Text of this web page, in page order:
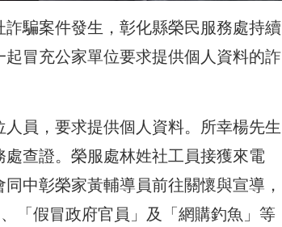
騙案件發生，彰化縣榮民服務處持續
冒充公家單位要求提供個人資料的詐
員，要求提供個人資料。所幸楊先生
查證。榮服處林姓社工員接獲來電
中彰榮家黃輔導員前往關懷與宣導，
「假冒政府官員」及「網購釣魚」等